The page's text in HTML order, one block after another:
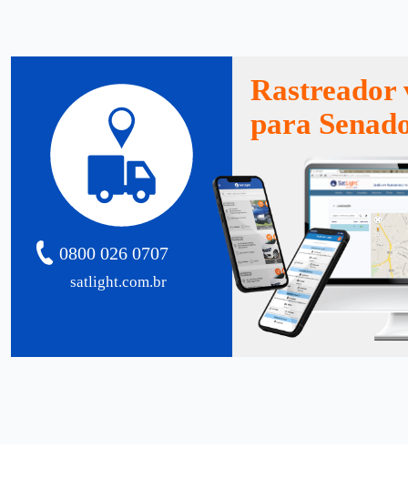
satlight.com.br
0800 026 0707
Rastreador
para